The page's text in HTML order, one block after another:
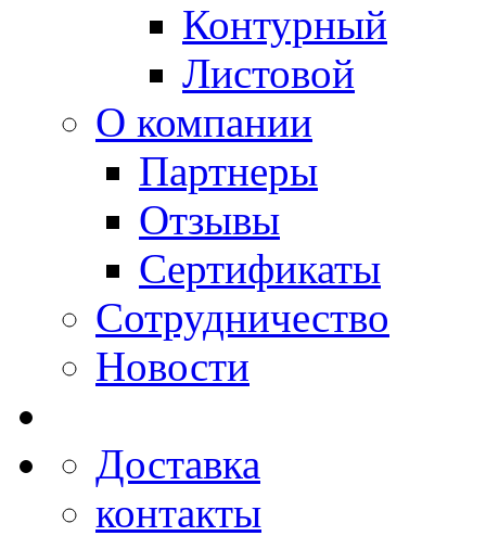
Контурный
Листовой
О компании
Партнеры
Отзывы
Сертификаты
Сотрудничество
Новости
Доставка
контакты